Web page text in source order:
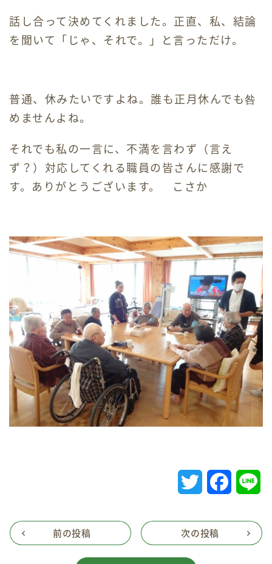
話し合って決めてくれました。正直、私、結論
を聞いて「じゃ、それで。」と言っただけ。
普通、休みたいですよね。誰も正月休んでも咎
めませんよね。
それでも私の一言に、不満を言わず（言え
ず？）対応してくれる職員の皆さんに感謝で
す。ありがとうございます。 こさか
i n
前の投稿 次の投稿